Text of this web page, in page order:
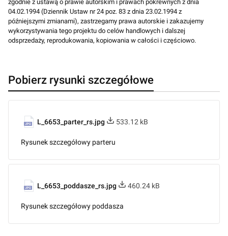
zgodnie z ustawą o prawie autorskim i prawach pokrewnych z dnia
04.02.1994 (Dziennik Ustaw nr 24 poz. 83 z dnia 23.02.1994 z
późniejszymi zmianami), zastrzegamy prawa autorskie i zakazujemy
wykorzystywania tego projektu do celów handlowych i dalszej
odsprzedaży, reprodukowania, kopiowania w całości i częściowo.
Pobierz rysunki szczegółowe
L_6653_parter_rs.jpg 533.12 kB
Rysunek szczegółowy parteru
L_6653_poddasze_rs.jpg 460.24 kB
Rysunek szczegółowy poddasza